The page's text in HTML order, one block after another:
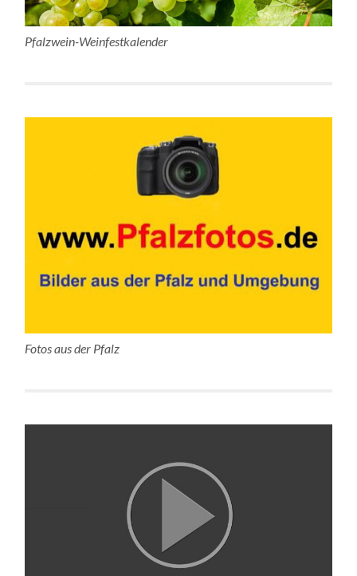
Pfalzwein-Weinfestkalender
Fotos aus der Pfalz